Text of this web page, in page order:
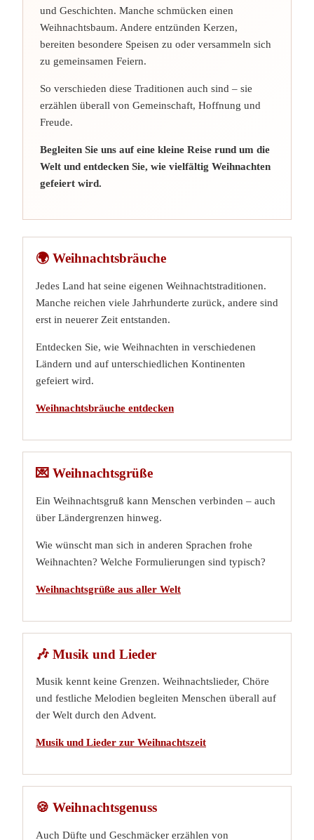
und Geschichten. Manche schmücken einen
Weihnachtsbaum. Andere entzünden Kerzen,
bereiten besondere Speisen zu oder versammeln sich
zu gemeinsamen Feiern.
So verschieden diese Traditionen auch sind – sie
erzählen überall von Gemeinschaft, Hoffnung und
Freude.
Begleiten Sie uns auf eine kleine Reise rund um die
Welt und entdecken Sie, wie vielfältig Weihnachten
gefeiert wird.
🌍 Weihnachtsbräuche
Jedes Land hat seine eigenen Weihnachtstraditionen.
Manche reichen viele Jahrhunderte zurück, andere sind
erst in neuerer Zeit entstanden.
Entdecken Sie, wie Weihnachten in verschiedenen
Ländern und auf unterschiedlichen Kontinenten
gefeiert wird.
Weihnachtsbräuche entdecken
💌 Weihnachtsgrüße
Ein Weihnachtsgruß kann Menschen verbinden – auch
über Ländergrenzen hinweg.
Wie wünscht man sich in anderen Sprachen frohe
Weihnachten? Welche Formulierungen sind typisch?
Weihnachtsgrüße aus aller Welt
🎶 Musik und Lieder
Musik kennt keine Grenzen. Weihnachtslieder, Chöre
und festliche Melodien begleiten Menschen überall auf
der Welt durch den Advent.
Musik und Lieder zur Weihnachtszeit
🍪 Weihnachtsgenuss
Auch Düfte und Geschmäcker erzählen von